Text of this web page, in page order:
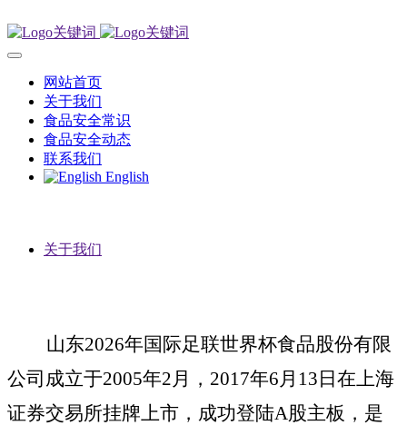
网站首页
关于我们
食品安全常识
食品安全动态
联系我们
English
关于我们
山东2026年国际足联世界杯食品股份有限
公司成立于2005年2月，2017年6月13日在上海
证券交易所挂牌上市，成功登陆A股主板，是